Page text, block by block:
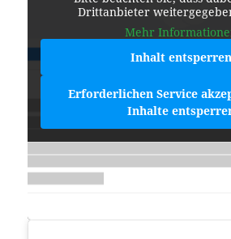
Drittanbieter
Mehr
Inhalt entsperren
Erforderlichen Service
Inhalte